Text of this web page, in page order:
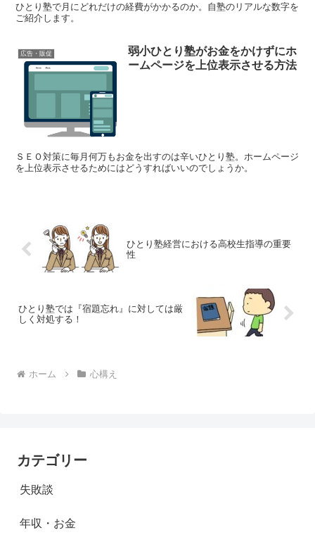
ひとり塾で月にどれだけの経費がかかるのか。自塾のリアルな数字を
ご紹介します。
広告・販促
弱小ひとり塾がお金をかけずにホ
ームページを上位表示させる方法
ＳＥＯ対策に毎月何万もお金を出すのは辛いひとり塾。ホームページ
を上位表示させるためにはどうすればいいのでしょうか。
ひとり塾経営における高校生指導の重要
性
ひとり塾では『宿題忘れ』に対しては厳
しく対処する！
ホーム 心構え
カテゴリー
失敗談
年収・お金